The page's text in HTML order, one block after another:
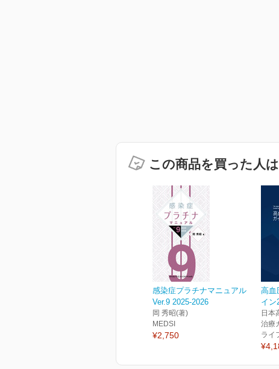
この商品を買った人
感染症プラチナマニュアル
Ver.9 2025-2026
岡 秀昭(著)
MEDSI
¥2,750
高血
イン
日本
治療
ライ